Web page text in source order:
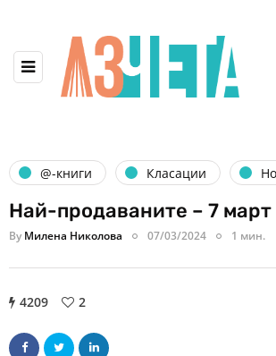
@-книги Класации
Най-продаваните – 7
By Милена Николова 07/03/2024 1 мин.
4209 2